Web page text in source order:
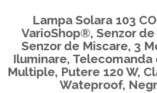
Lampa Solara 103
VarioShop®, Senzor
Senzor de Miscare, 3
Iluminare, Telecomanda
Multiple, Putere 120 W,
Wateproof,